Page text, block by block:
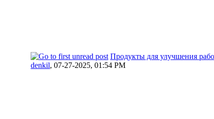
Продукты для улучшения
denkil, 07-27-2025, 01:54 PM